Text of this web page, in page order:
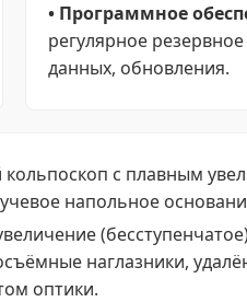
• Программное
регулярное
данных, обновления.
с плавным
напольное
наглазники,
оптики.